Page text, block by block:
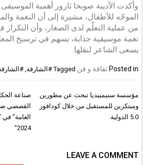
وأكدت الأديبة صوبحا ثارور أهمية
الموجّه للأطفال، مشيرة إلى أن النغمة
من عملية التعلّم لدى الصغار، وأن التكرار
نغمة موسيقية جذابة، يسهم في ترسيخ
يسعى الشاعر لنقلها.
Posted in ثقافة و فن Tagged #الشارقة ,
تصفّح
المقالات
صناعة
القصصي
العامة”
2024”
مؤسسة ستيمبيديا تبحث عن مطورين
ومبتكرين للمستقبل من خلال كودافور
5.0 الدولية.
LEAVE A COMMENT